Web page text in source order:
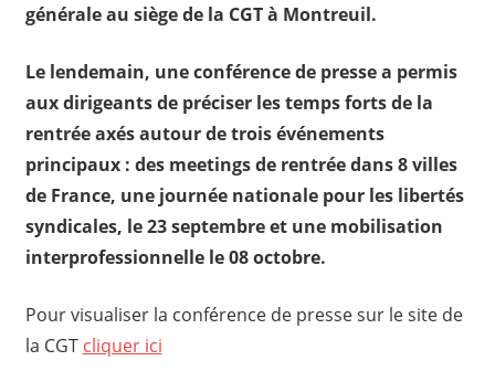
générale au siège de la CGT à Montreuil.
Le lendemain, une conférence de presse a permis
aux dirigeants de préciser les temps forts de la
rentrée axés autour de trois événements
principaux : des meetings de rentrée dans 8 villes
de France, une journée nationale pour les libertés
syndicales, le 23 septembre et une mobilisation
interprofessionnelle le 08 octobre.
Pour visualiser la conférence de presse sur le site de
la CGT cliquer ici